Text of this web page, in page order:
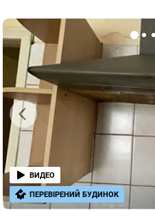
ВИДЕО
ПЕРЕВІРЕНИЙ БУДИНОК